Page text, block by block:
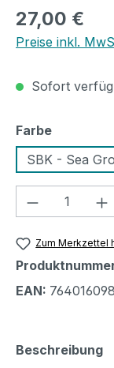
Regulärer Preis:
27,00 €
Preise inkl.
Sofort
Farbeauswählen
SBK - Sea
Produkt
Zum Merkzettel
EAN:
Beschreibung